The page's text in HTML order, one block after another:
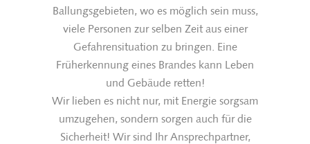
Ballungsgebieten, wo es möglich sein muss,
viele Personen zur selben Zeit aus einer
Gefahrensituation zu bringen. Eine
Früherkennung eines Brandes kann Leben
und Gebäude retten!
Wir lieben es nicht nur, mit Energie sorgsam
umzugehen, sondern sorgen auch für die
Sicherheit! Wir sind Ihr Ansprechpartner,